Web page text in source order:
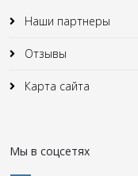
Наши партнеры
Отзывы
Карта сайта
Мы в соцсетях